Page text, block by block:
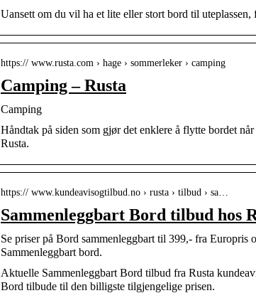
Uansett om du vil ha et lite eller stort bord til
https:// www.rusta.com › hage › sommerleker › camping
Camping – Rusta
Camping
Håndtak på siden som gjør det enklere å flytte bordet
Rusta.
https:// www.kundeavisogtilbud.no › rusta › tilbud › sa…
Sammenleggbart Bord tilbud hos
Se priser på Bord sammenleggbart til 399,- fra
Sammenleggbart bord.
Aktuelle Sammenleggbart Bord tilbud fra Rusta
Bord tilbude til den billigste tilgjengelige prisen.